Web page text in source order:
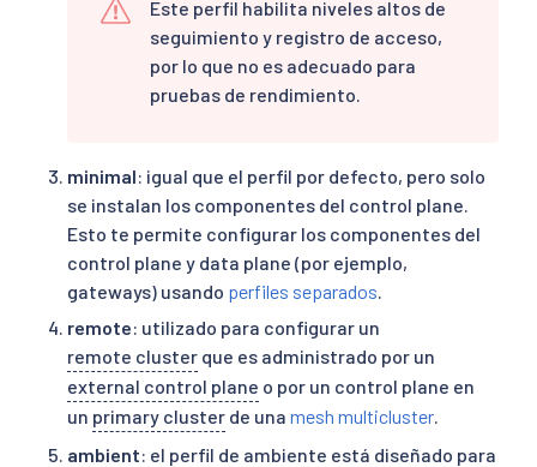
Este perfil habilita niveles altos de
seguimiento y registro de acceso,
por lo que no es adecuado para
pruebas de rendimiento.
minimal: igual que el perfil por defecto, pero solo
se instalan los componentes del control plane.
Esto te permite configurar los componentes del
control plane y data plane (por ejemplo,
gateways) usando perfiles separados.
remote: utilizado para configurar un
remote cluster que es administrado por un
external control plane o por un control plane en
un primary cluster de una mesh multicluster.
ambient: el perfil de ambiente está diseñado para